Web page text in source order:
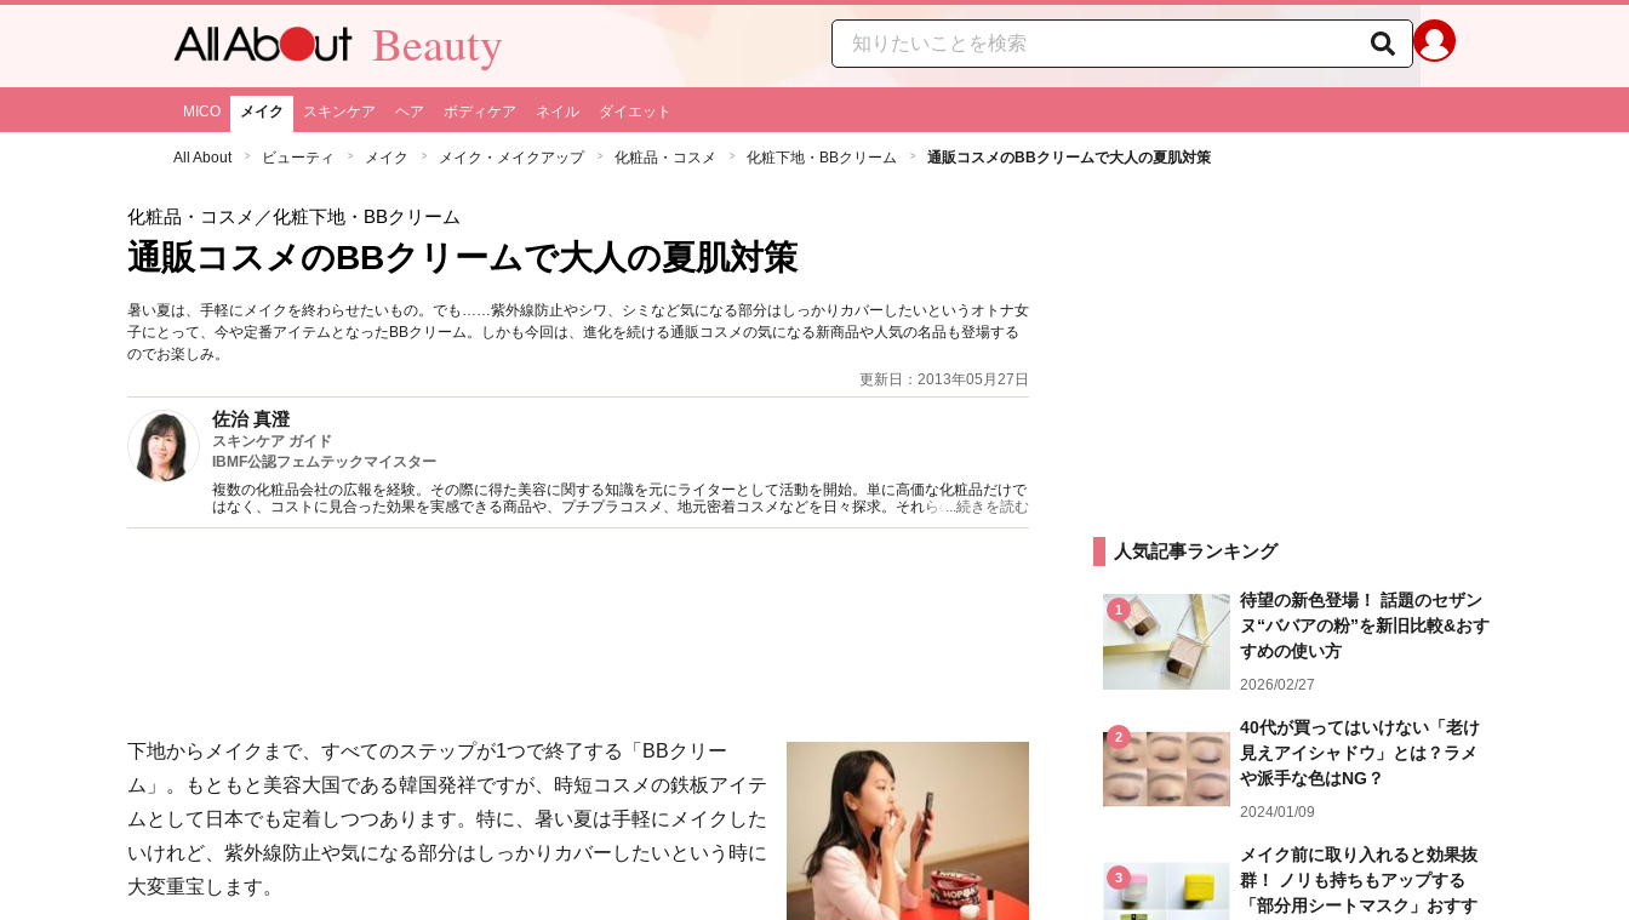
Beauty
MICO メイク スキンケア ヘア ボディケア ネイル ダイエット
All About ビューティ メイク メイク・メイクアップ 化粧品・コスメ 化粧下地・BBクリーム 通販コスメのBBクリームで大人の夏肌対策
化粧品・コスメ ／化粧下地・BBクリーム
通販コスメのBBクリームで大人の夏肌対策
暑い夏は、手軽にメイクを終わらせたいもの。でも……紫外線防止やシワ、シミなど気になる部分はしっかりカバーしたいというオトナ女
子にとって、今や定番アイテムとなったBBクリーム。しかも今回は、進化を続ける通販コスメの気になる新商品や人気の名品も登場する
のでお楽しみ。
更新日：2013年05月27日
佐治 真澄
スキンケア ガイド
IBMF公認フェムテックマイスター
複数の化粧品会社の広報を経験。その際に得た美容に関する知識を元にライターとして活動を開始。単に高価な化粧品だけで
はなく、コストに見合った効果を実感できる商品や、プチプラコスメ、地元密着コスメなどを日々探求。それらの商品を、自
分の肌で試しているときが一番幸せを感じる自称コスメマニア。
...続きを読む
下地からメイクまで、すべてのステップが1つで終了する「BBクリー
ム」。もともと美容大国である韓国発祥ですが、時短コスメの鉄板アイテ
ムとして日本でも定着しつつあります。特に、暑い夏は手軽にメイクした
いけれど、紫外線防止や気になる部分はしっかりカバーしたいという時に
大変重宝します。
人気記事ランキング
1
待望の新色登場！ 話題のセザン
ヌ“ババアの粉”を新旧比較&おす
すめの使い方
2026/02/27
2
40代が買ってはいけない「老け
見えアイシャドウ」とは？ラメ
や派手な色はNG？
2024/01/09
3
メイク前に取り入れると効果抜
群！ ノリも持ちもアップする
「部分用シートマスク」おすす